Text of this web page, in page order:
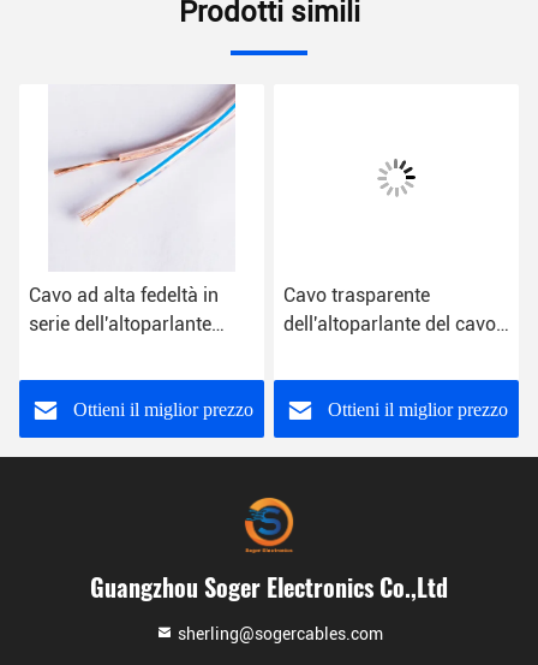
Prodotti simili
Cavo ad alta fedeltà in
serie dell'altoparlante
twisted pair 2.5mm2 cavo
stereo 12 dell'altoparlante
Ottieni il miglior prezzo
Cavo trasparente
dell'altoparlante del cavo
dell'altoparlante piano
dell'OEMOttieni il miglior prezzo
Guangzhou Soger Electronics Co.,Ltd
sherling@sogercables.com